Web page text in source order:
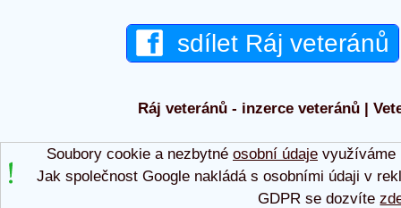
sdílet Ráj veteránů
Ráj veteránů - inzerce veteránů |
Soubory cookie a nezbytné osobní údajevyužíváme
Jak společnost Google nakládá s osobními údaji v
GDPR se dozvíte